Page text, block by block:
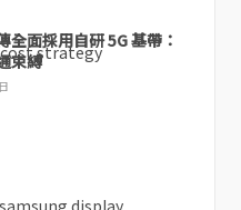
全面採用自研 5G 基帶：
束縛